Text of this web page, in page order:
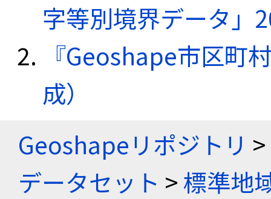
字等別境界データ」
『Geoshape市区町
成）
Geoshapeリポジトリ >
データセット >標準地